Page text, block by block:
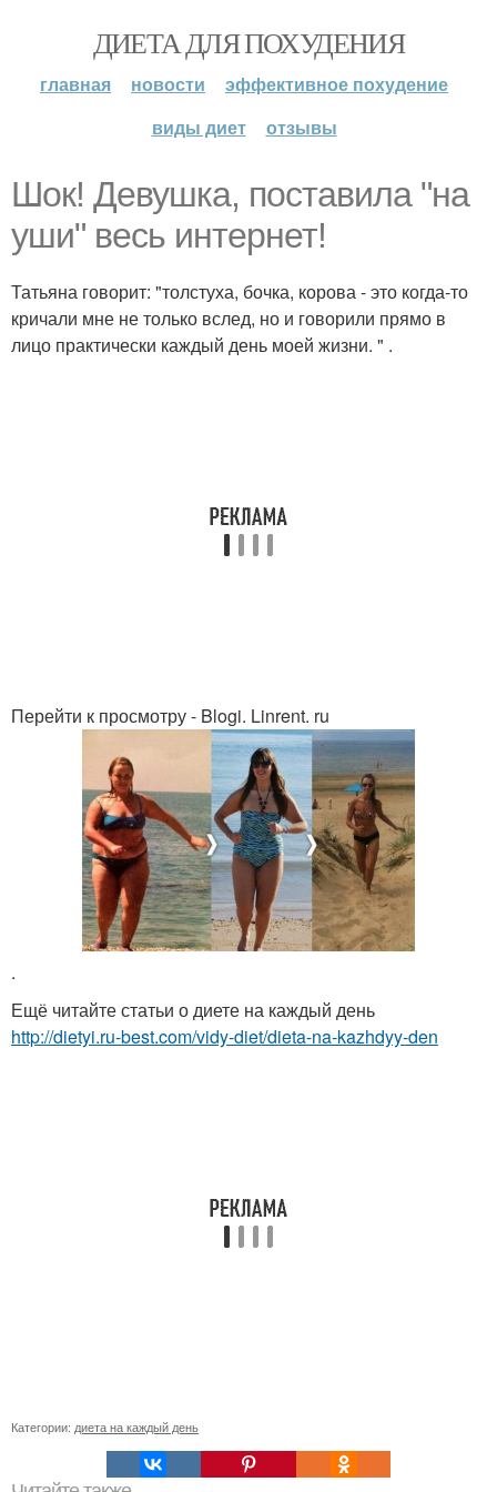
ДИЕТА ДЛЯ ПОХУДЕНИЯ
главная новости
эффективное похудение
виды диет
отзывы
Шок! Девушка, поставила "на
уши" весь интернет!
Татьяна говорит: "толстуха, бочка, корова - это когда-то
кричали мне не только вслед, но и говорили прямо в
лицо практически каждый день моей жизни. " .
Перейти к просмотру - Blogi. Linrent. ru
.
Ещё читайте статьи о диете на каждый день
http://dietyi.ru-best.com/vidy-diet/dieta-na-kazhdyy-den
Категории: диета на каждый день